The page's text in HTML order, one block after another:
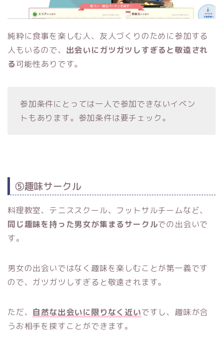
純粋に食事を楽しむ人、友人づくりのために参加する
人もいるので、 出会いにガツガツしすぎると敬遠され
る可能性ありです。
参加条件にとっては一人で参加できないイベン
トもあります。参加条件は要チェック。
⑤趣味サークル
料理教室、テニススクール、フットサルチームなど、
同じ趣味を持った男女が集まるサークルでの出会いで
す。
男女の出会いではなく趣味を楽しむことが第一義です
ので、ガツガツしすぎると敬遠されます。
ただ、 自然な出会いに限りなく近いですし、趣味が合
うお相手を探すことができます。